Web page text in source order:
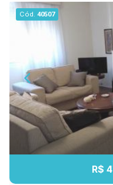
Cód.40507
R$